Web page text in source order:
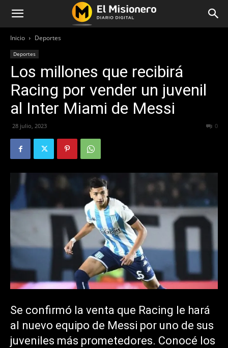
Inicio Deportes
Deportes
Los millones que recibirá
Racing por vender un juvenil
al Inter Miami de Messi
28 julio, 2023 0
Se confirmó la venta que Racing le hará
al nuevo equipo de Messi por uno de sus
juveniles más prometedores. Conocé los